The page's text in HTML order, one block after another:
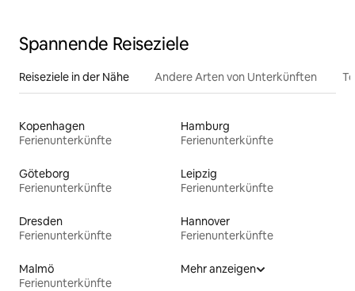
Spannende Reiseziele
Reiseziele in der Nähe Andere Arten von Unterkünften
Kopenhagen
Ferienunterkünfte
Hamburg
Ferienunterkünfte
Göteborg
Ferienunterkünfte
Leipzig
Ferienunterkünfte
Dresden
Ferienunterkünfte
Hannover
Ferienunterkünfte
Malmö
Ferienunterkünfte
Mehr anzeigen